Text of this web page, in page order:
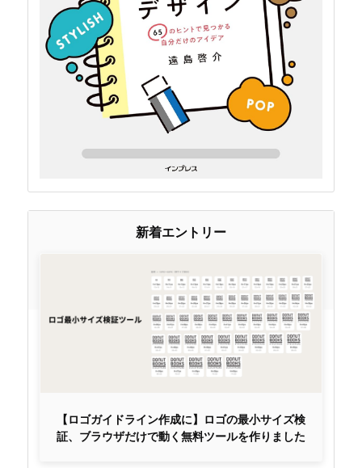
新着エントリー
【ロゴガイドライン作成に】ロゴの最小サイズ検
証、ブラウザだけで動く無料ツールを作りました